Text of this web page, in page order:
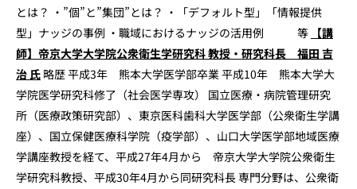
とは？ ・”個”と”集団”とは？ ・「デフォルト型」「情報提供
型」ナッジの事例 ・職域におけるナッジの活用例 等 【講
師】帝京大学大学院公衆衛生学研究科 教授・研究科長 福田 吉
治 氏 略歴 平成3年 熊本大学医学部卒業 平成10年 熊本大学大
学院医学研究科修了（社会医学専攻） 国立医療・病院管理研究
所（医療政策研究部）、東京医科歯科大学医学部（公衆衛生学講
座）、国立保健医療科学院（疫学部）、山口大学医学部地域医療
学講座教授を経て、平成27年4月から 帝京大学大学院公衆衛生
学研究科教授、平成30年4月から同研究科長 専門分野は、公衆衛